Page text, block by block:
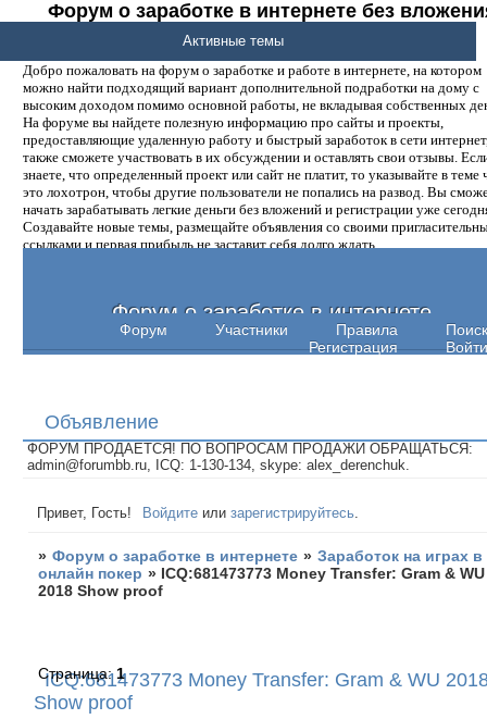
Форум о заработке в интернете без
денег.
Добро пожаловать на форум о заработке и работе в интернете, на котором
можно найти подходящий вариант дополнительной подработки на дому с
высоким доходом помимо основной работы, не вкладывая собственных
На форуме вы найдете полезную информацию про сайты и проекты,
предоставляющие удаленную работу и быстрый заработок в сети
также сможете участвовать в их обсуждении и оставлять свои отзывы.
знаете, что определенный проект или сайт не платит, то указывайте в теме
это лохотрон, чтобы другие пользователи не попались на развод. Вы
начать зарабатывать легкие деньги без вложений и регистрации уже
Создавайте новые темы, размещайте объявления со своими
ссылками и первая прибыль не заставит себя долго ждать.
Форум о заработке в интернете
Форум Участники Правила
Поиск
Регистрация
Войти
Активные темы
Объявление
ФОРУМ ПРОДАЕТСЯ! ПО ВОПРОСАМ ПРОДАЖИ ОБРАЩАТЬСЯ:
admin@forumbb.ru, ICQ: 1-130-134, skype: alex_derenchuk.
Привет, Гость! Войдите илизарегистрируйтесь
» Форум о заработке в интернете » Заработок на играх в
онлайн покер » ICQ:681473773 Money Transfer: Gram & WU
2018 Show proof
ICQ:681473773 Money Transfer: Gram & WU
Show proof
Страница: 1